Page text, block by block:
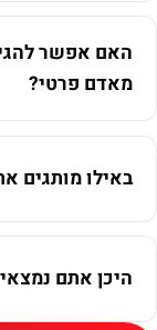
האם אפשר
מאדם פרטי?
באילו מותגים
היכן אתם